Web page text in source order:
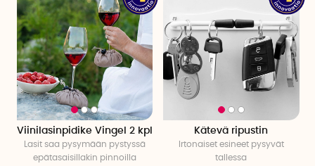
Viinilasinpidike Vingel 2 kpl
Lasit saa pysymään pystyssä
epätasaisillakin pinnoilla
Kätevä ripustin
Irtonaiset esineet pysyvät
tallessa